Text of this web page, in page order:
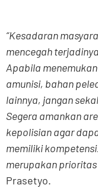
“Kesadaran
mencegah
Apabila
amunisi, bahan
lainnya, jangan
Segera amankan
kepolisian agar
memiliki
merupakan
Prasetyo.